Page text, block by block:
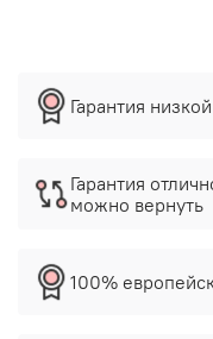
Гарантия
Гарантия
можно вернуть
100%